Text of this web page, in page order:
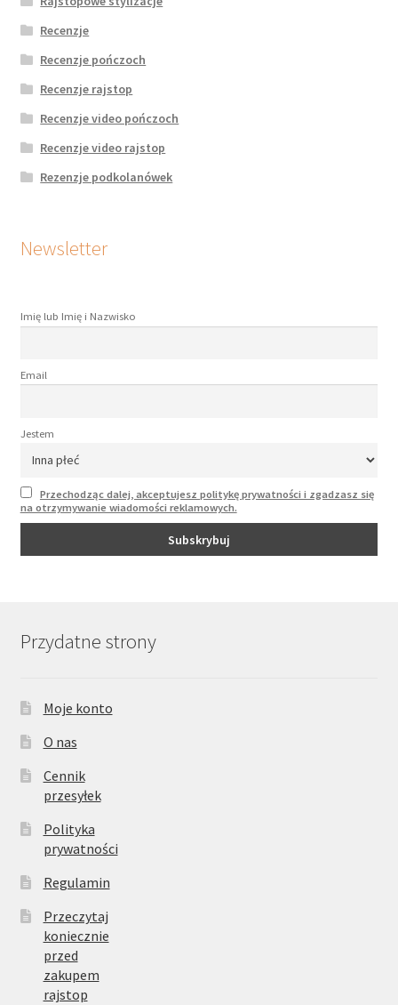
Recenzje
Recenzje pończoch
Recenzje rajstop
Recenzje video pończoch
Recenzje video rajstop
Rezenzje podkolanówek
Newsletter
Imię lub Imię i Nazwisko
Email
Jestem
Przechodząc dalej, akceptujesz politykę prywatności i zgadzasz się
na otrzymywanie wiadomości reklamowych.
Przydatne strony
Moje konto
O nas
Cennik
przesyłek
Polityka
prywatności
Regulamin
Przeczytaj
koniecznie
przed
zakupem
rajstop